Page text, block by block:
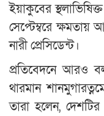
ইয়াকুবের
সেপ্টেম্বরে ক্ষমতায়
নারী প্রেসিডেন্ট।
প্রতিবেদনে আরও
থারমান
তারা হলেন,